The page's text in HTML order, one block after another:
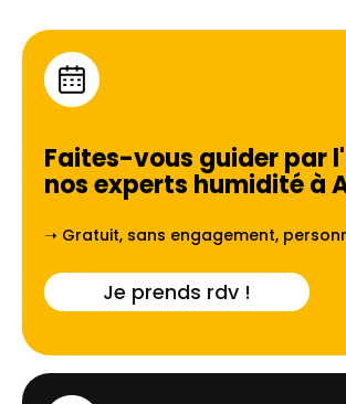
Faites-vous guider par
nos experts humidité à
➝ Gratuit, sans engagement,
Je prends rdv !